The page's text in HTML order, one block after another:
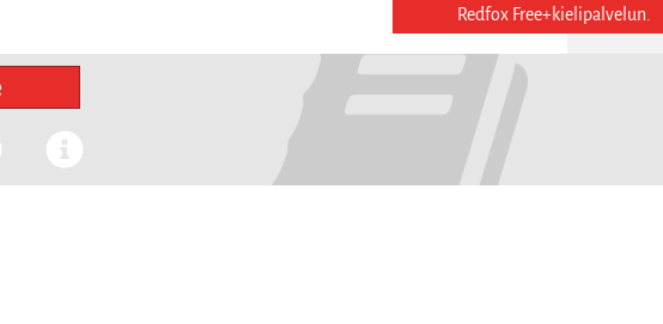
REKISTERÖIDY
Redfox Free+kielipalvelun.